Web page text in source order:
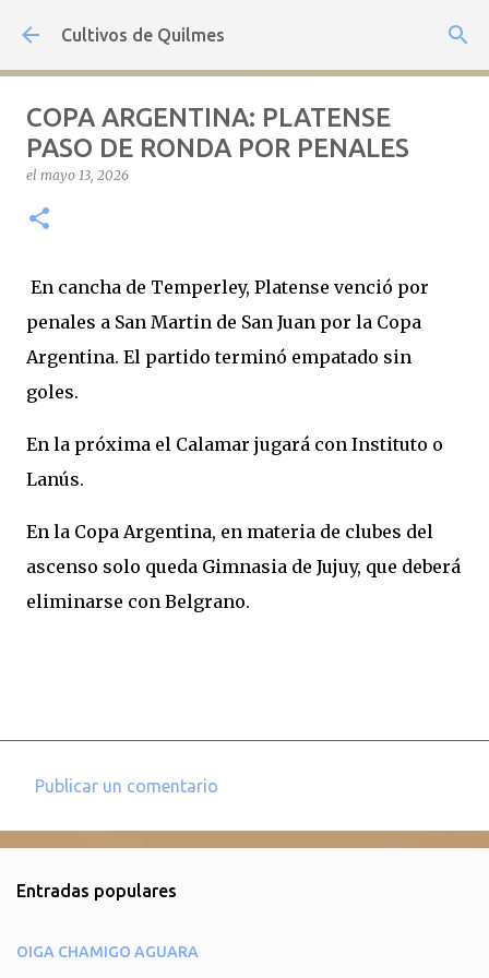
Ir al contenido principal
Cultivos de Quilmes
COPA ARGENTINA: PLATENSE
PASO DE RONDA POR PENALES
el mayo 13, 2026
En cancha de Temperley, Platense venció por
penales a San Martin de San Juan por la Copa
Argentina. El partido terminó empatado sin
goles.
En la próxima el Calamar jugará con Instituto o
Lanús.
En la Copa Argentina, en materia de clubes del
ascenso solo queda Gimnasia de Jujuy, que deberá
eliminarse con Belgrano.
e
t
Publicar un comentario
Entradas populares
OIGA CHAMIGO AGUARA